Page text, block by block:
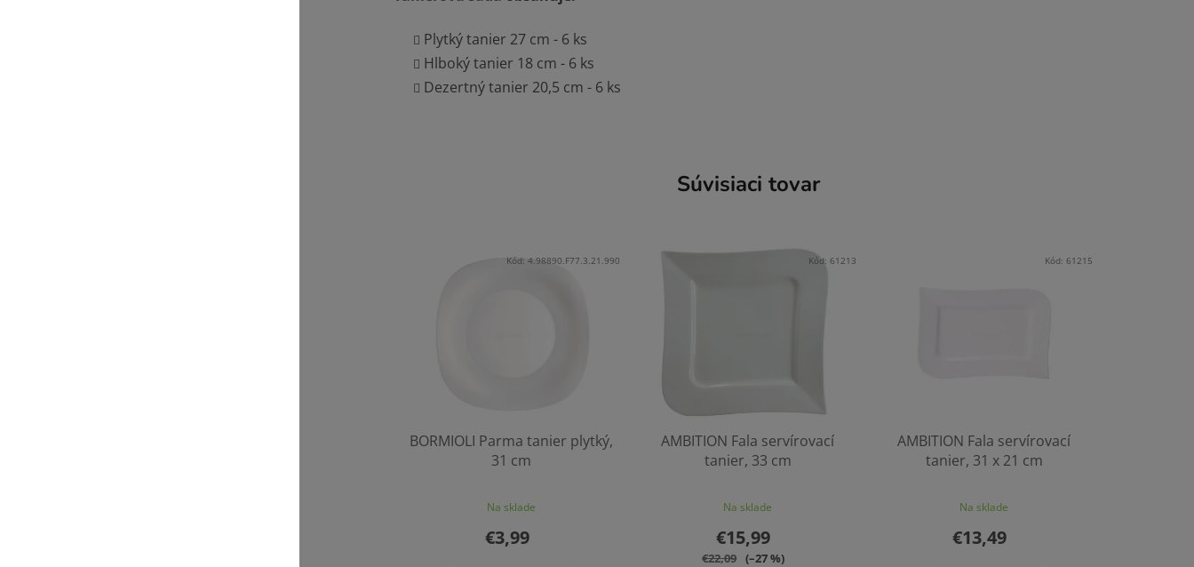
Plytký tanier 27 cm - 6 ks
Hlboký tanier 18 cm - 6 ks
Dezertný tanier 20,5 cm - 6 ks
Súvisiaci tovar
BORMIOLI Parma tanier plytký,
31 cm
Na sklade
€3,99
Kód: 4.98890.F77.3.21.990
AMBITION Fala servírovací
tanier, 33 cm
Na sklade
€15,99
€22,09 (–27 %)
Kód: 61213
AMBITION Fala servírovací
tanier, 31 x 21 cm
Na sklade
€13,49
Kód: 61215